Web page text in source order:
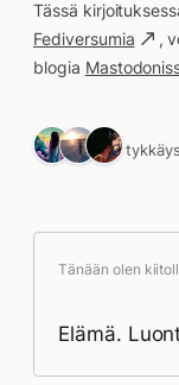
Tässä
Fediversumia
,
blogia
3
Tänään olen
Elämä.